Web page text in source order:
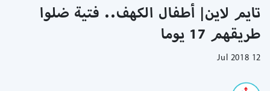
تايم لاين| أطفال الكهف.. فتية ضلوا
طريقهم 17 يوما
12 Jul 2018